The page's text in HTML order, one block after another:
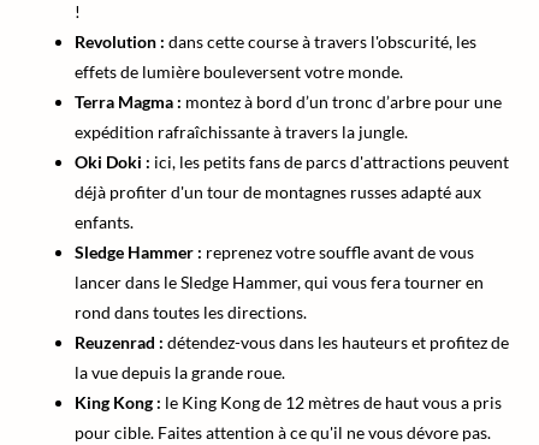
!
Revolution : dans cette course à travers l'obscurité, les
effets de lumière bouleversent votre monde.
Terra Magma : montez à bord d’un tronc d’arbre pour une
expédition rafraîchissante à travers la jungle.
Oki Doki : ici, les petits fans de parcs d'attractions peuvent
déjà profiter d'un tour de montagnes russes adapté aux
enfants.
Sledge Hammer : reprenez votre souffle avant de vous
lancer dans le Sledge Hammer, qui vous fera tourner en
rond dans toutes les directions.
Reuzenrad : détendez-vous dans les hauteurs et profitez de
la vue depuis la grande roue.
King Kong : le King Kong de 12 mètres de haut vous a pris
pour cible. Faites attention à ce qu'il ne vous dévore pas.